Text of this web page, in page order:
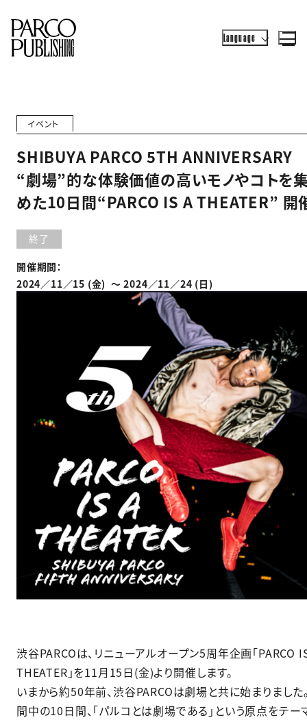
Language
イベント
SHIBUYA PARCO 5TH ANNIVERSARY
“劇場”的な体験価値の高いモノやコトを
めた10日間“PARCO IS A THEATER” 開
終了
開催期間：
2024／11／15 (金) 〜 2024／11／24 (日)
渋谷PARCOは、リニューアルオープン5周年企画「PARCO
THEATER」を11月15日(金)より開催します。
いまから約50年前、渋谷PARCOは劇場と共に始まりました
間中の10日間、「パルコとは劇場である」という原点をテー